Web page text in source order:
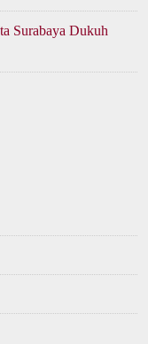
Surabaya Dukuh